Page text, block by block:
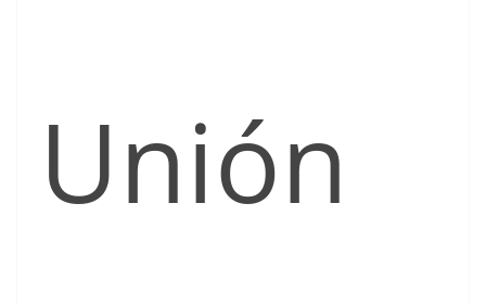
Unión